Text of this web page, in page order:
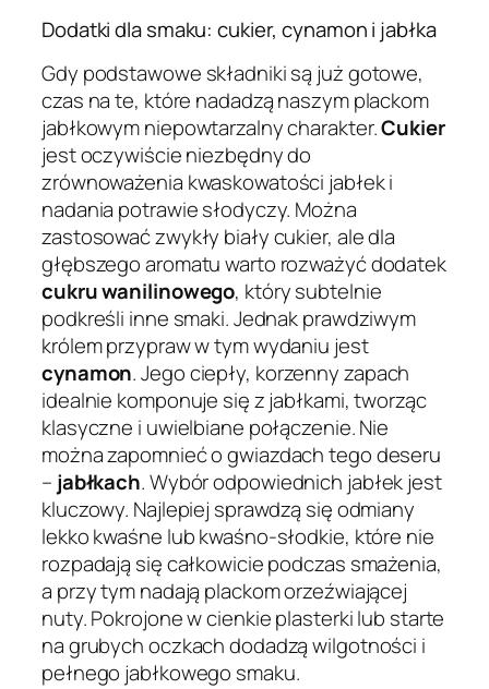
Dodatki dla smaku: cukier, cynamon i jabłka
Gdy podstawowe składniki są już gotowe,
czas na te, które nadadzą naszym plackom
jabłkowym niepowtarzalny charakter.Cukier
jest oczywiście niezbędny do
zrównoważenia kwaskowatości jabłek i
nadania potrawie słodyczy. Można
zastosować zwykły biały cukier, ale dla
głębszego aromatu warto rozważyć dodatek
cukru wanilinowego, który subtelnie
podkreśli inne smaki. Jednak prawdziwym
królem przypraw w tym wydaniu jest
cynamon. Jego ciepły, korzenny zapach
idealnie komponuje się z jabłkami, tworząc
klasyczne i uwielbiane połączenie. Nie
można zapomnieć o gwiazdach tego deseru
– jabłkach. Wybór odpowiednich jabłek jest
kluczowy. Najlepiej sprawdzą się odmiany
lekko kwaśne lub kwaśno-słodkie, które nie
rozpadają się całkowicie podczas smażenia,
a przy tym nadają plackom orzeźwiającej
nuty. Pokrojone w cienkie plasterki lub starte
na grubych oczkach dodadzą wilgotności i
pełnego jabłkowego smaku.